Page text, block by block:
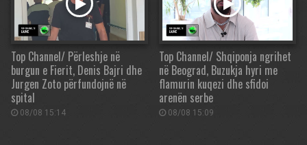
Top Channel/ Përleshje në
burgun e Fierit, Denis Bajri dhe
Jurgen Zoto përfundojnë në
spital
08/08 15:14
Top Channel/ Shqiponja ngrihet
në Beograd, Buzukja hyri me
flamurin kuqezi dhe sfidoi
arenën serbe
08/08 15:09